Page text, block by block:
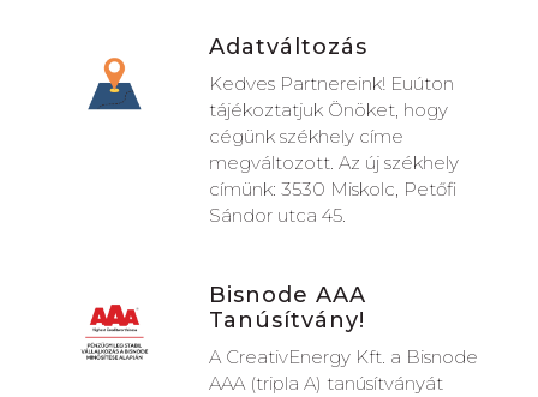
Adatváltozás
Kedves Partnereink! Euúton
tájékoztatjuk Önöket, hogy
cégünk székhely címe
megváltozott. Az új székhely
címünk: 3530 Miskolc, Petőfi
Sándor utca 45.
Bisnode AAA
Tanúsítvány!
A CreativEnergy Kft. a Bisnode
AAA (tripla A) tanúsítványát